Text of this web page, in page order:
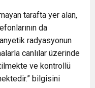
tarafta yer alan,
da
radyasyonun
canlılar üzerinde
ve kontrollü
bilgisini